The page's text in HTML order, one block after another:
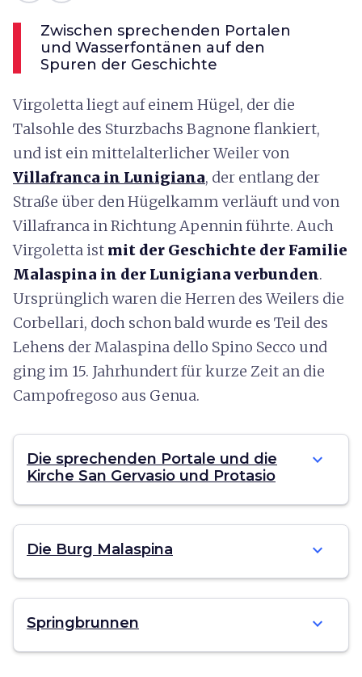
Zwischen sprechenden Portalen
und Wasserfontänen auf den
Spuren der Geschichte
Virgoletta liegt auf einem Hügel, der die
Talsohle des Sturzbachs Bagnone flankiert,
und ist ein mittelalterlicher Weiler von
Villafranca in Lunigiana, der entlang der
Straße über den Hügelkamm verläuft und von
Villafranca in Richtung Apennin führte. Auch
Virgoletta ist mit der Geschichte der Familie
Malaspina in der Lunigiana verbunden.
Ursprünglich waren die Herren des Weilers die
Corbellari, doch schon bald wurde es Teil des
Lehens der Malaspina dello Spino Secco und
ging im 15. Jahrhundert für kurze Zeit an die
Campofregoso aus Genua.
Die sprechenden Portale und die
Kirche San Gervasio und Protasio
expand_more
Die Burg Malaspina expand_more
Springbrunnen expand_more